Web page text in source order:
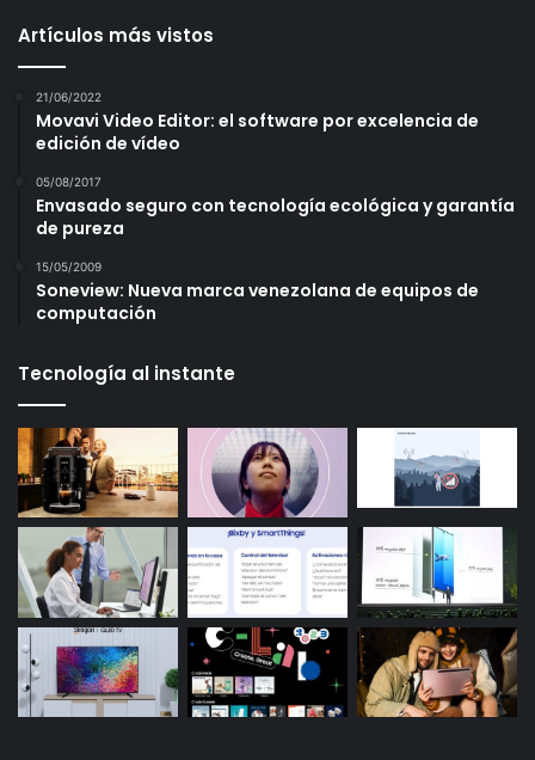
Artículos más vistos
21/06/2022
Movavi Video Editor: el software por excelencia de
edición de vídeo
05/08/2017
Envasado seguro con tecnología ecológica y garantía
de pureza
15/05/2009
Soneview: Nueva marca venezolana de equipos de
computación
Tecnología al instante